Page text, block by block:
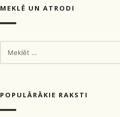
MEKLĒ UN ATRODI
POPULĀRĀKIE RAKSTI